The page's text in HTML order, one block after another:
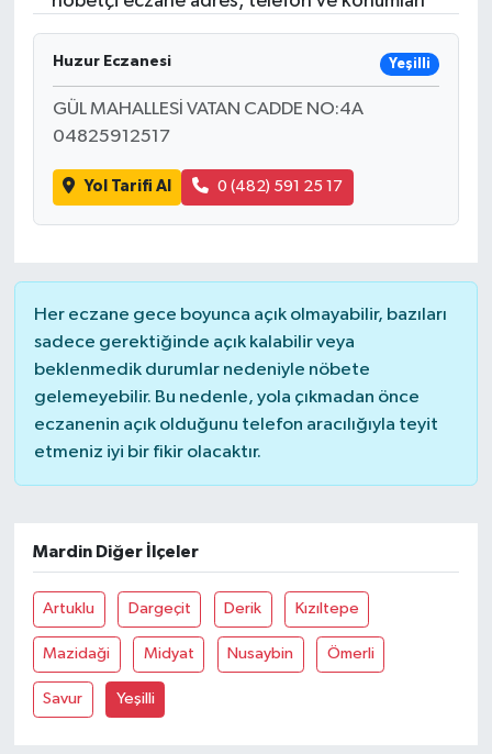
Huzur Eczanesi Yeşilli
GÜL MAHALLESİ VATAN CADDE NO:4A
04825912517
Yol Tarifi Al 0 (482) 591 25 17
Her eczane gece boyunca açık olmayabilir, bazıları
sadece gerektiğinde açık kalabilir veya
beklenmedik durumlar nedeniyle nöbete
gelemeyebilir. Bu nedenle, yola çıkmadan önce
eczanenin açık olduğunu telefon aracılığıyla teyit
etmeniz iyi bir fikir olacaktır.
Mardin Diğer İlçeler
Artuklu Dargeçit Derik Kızıltepe
Mazidaği Midyat Nusaybin Ömerli
Savur Yeşilli
Resmi İlanlar